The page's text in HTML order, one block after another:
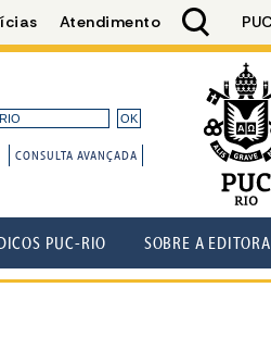
CONSULTA AVANÇADA
PUC-RIO SOBRE A EDITORA